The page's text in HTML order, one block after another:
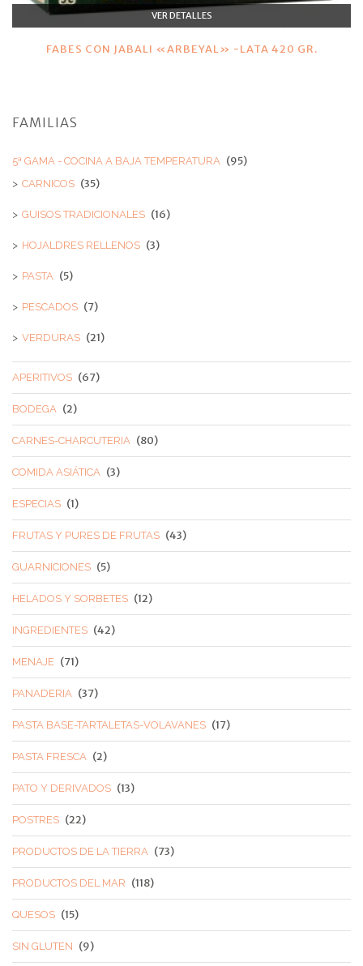
VER DETALLES
FABES CON JABALI «ARBEYAL» -LATA 420 GR.
FAMILIAS
5ª GAMA - COCINA A BAJA TEMPERATURA (95)
CARNICOS (35)
GUISOS TRADICIONALES (16)
HOJALDRES RELLENOS (3)
PASTA (5)
PESCADOS (7)
VERDURAS (21)
APERITIVOS (67)
BODEGA (2)
CARNES-CHARCUTERIA (80)
COMIDA ASIÁTICA (3)
ESPECIAS (1)
FRUTAS Y PURES DE FRUTAS (43)
GUARNICIONES (5)
HELADOS Y SORBETES (12)
INGREDIENTES (42)
MENAJE (71)
PANADERIA (37)
PASTA BASE-TARTALETAS-VOLAVANES (17)
PASTA FRESCA (2)
PATO Y DERIVADOS (13)
POSTRES (22)
PRODUCTOS DE LA TIERRA (73)
PRODUCTOS DEL MAR (118)
QUESOS (15)
SIN GLUTEN (9)